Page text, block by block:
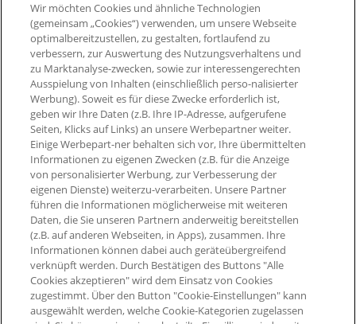
Ausgenommen von der Bepunktung sind:
- Stornierte Bestellungen
Wir möchten Cookies und ähnliche Technologien
(gemeinsam „Cookies“) verwenden, um unsere Webseite
optimalbereitzustellen, zu gestalten, fortlaufend zu
verbessern, zur Auswertung des Nutzungsverhaltens und
zu Marktanalyse-zwecken, sowie zur interessengerechten
Ausspielung von Inhalten (einschließlich perso-nalisierter
Werbung). Soweit es für diese Zwecke erforderlich ist,
geben wir Ihre Daten (z.B. Ihre IP-Adresse, aufgerufene
Seiten, Klicks auf Links) an unsere Werbepartner weiter.
Einige Werbepart-ner behalten sich vor, Ihre übermittelten
Informationen zu eigenen Zwecken (z.B. für die Anzeige
von personalisierter Werbung, zur Verbesserung der
eigenen Dienste) weiterzu-verarbeiten. Unsere Partner
führen die Informationen möglicherweise mit weiteren
Daten, die Sie unseren Partnern anderweitig bereitstellen
(z.B. auf anderen Webseiten, in Apps), zusammen. Ihre
Informationen können dabei auch geräteübergreifend
verknüpft werden. Durch Bestätigen des Buttons "Alle
Cookies akzeptieren" wird dem Einsatz von Cookies
zugestimmt. Über den Button "Cookie-Einstellungen" kann
ausgewählt werden, welche Cookie-Kategorien zugelassen